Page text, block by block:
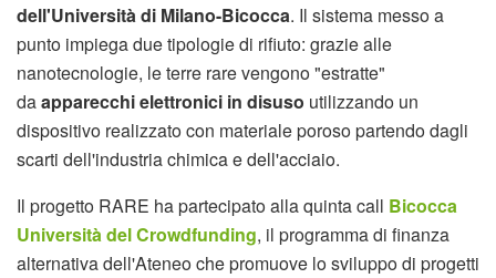
dell'Università di Milano-Bicocca. Il sistema messo a
punto impiega due tipologie di rifiuto: grazie alle
nanotecnologie, le terre rare vengono "estratte"
daapparecchi elettronici in disuso utilizzando un
dispositivo realizzato con materiale poroso partendo dagli
scarti dell'industria chimica e dell'acciaio.
Il progetto RARE ha partecipato alla quinta call Bicocca
Università del Crowdfunding, il programma di finanza
alternativa dell'Ateneo che promuove lo sviluppo di progetti